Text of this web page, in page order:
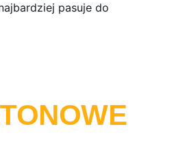
pasuje do